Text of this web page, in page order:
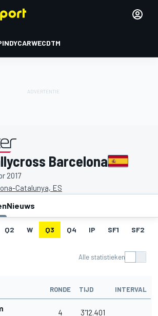
INDYCARWECDTM
Barcelona
2017
Catalunya, ES
Nieuws
Q2 W Q3 Q4 IP SF1 SF2
Alle statistieken
RONDE TIJD INTERVAL
4 3'12.401